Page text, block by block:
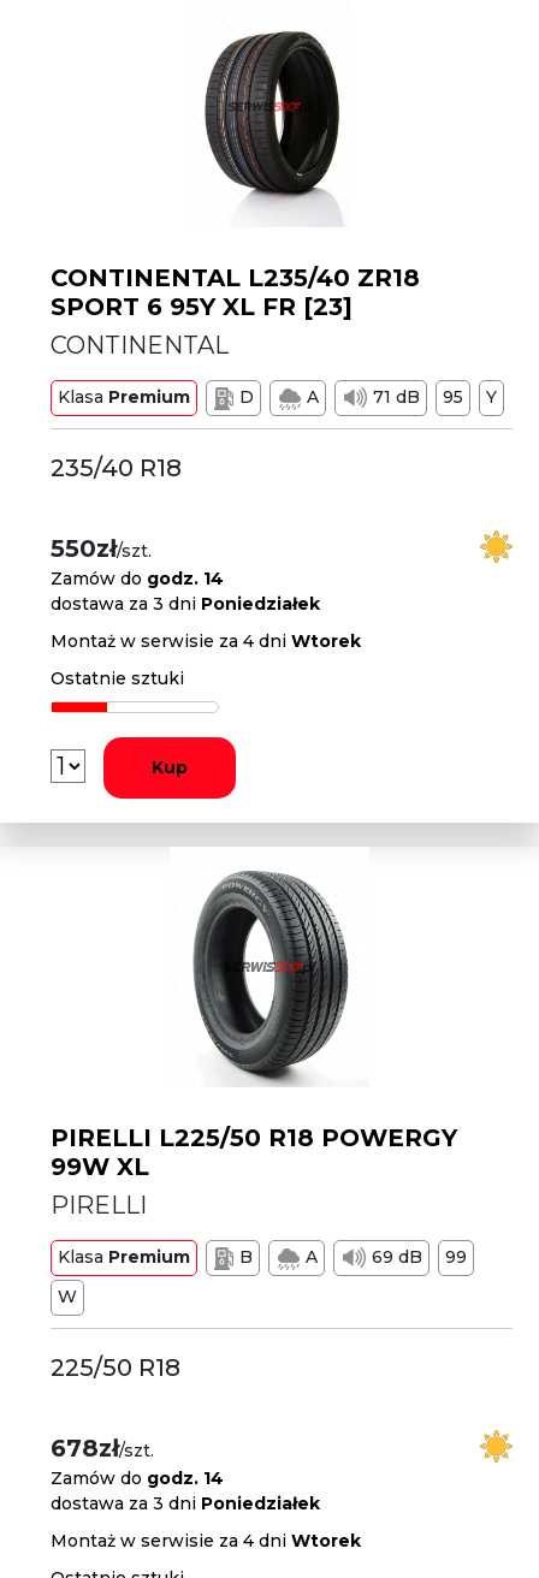
CONTINENTAL L235/40 ZR18
SPORT 6 95Y XL FR [23]
CONTINENTAL
Klasa Premium D A 71 dB 95 Y
235/40 R18
550zł/szt.
Zamów do godz. 14
dostawa za 3 dni Poniedziałek
Montaż w serwisie za 4 dniWtorek
Ostatnie sztuki
Kup
PIRELLI L225/50 R18 POWERGY
99W XL
PIRELLI
Klasa Premium B A 69 dB
99
W
225/50 R18
678zł/szt.
Zamów do godz. 14
dostawa za 3 dni Poniedziałek
Montaż w serwisie za 4 dniWtorek